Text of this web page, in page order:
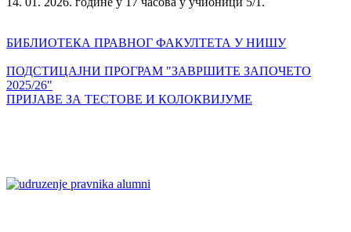
БИБЛИОТЕКА ПРАВНОГ ФАКУЛТЕТА У НИШУ
ПОДСТИЦАЈНИ ПРОГРАМ "ЗАВРШИТЕ ЗАПОЧЕТО
2025/26"
ПРИЈАВЕ ЗА ТЕСТОВЕ И КОЛОКВИЈУМЕ